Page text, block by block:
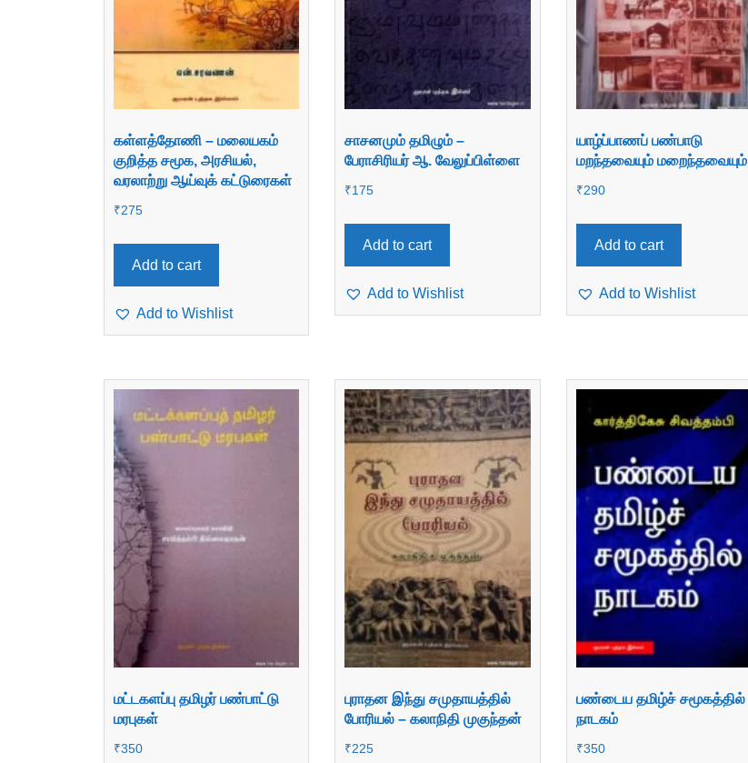
கள்ளத்தோணி – மலையகம்
குறித்த சமூக, அரசியல்,
வரலாற்று ஆய்வுக் கட்டுரைகள்
₹275
Add to cart
Add to Wishlist
சாசனமும் தமிழும் –
பேராசிரியர் ஆ. வேலுப்பிள்ளை
₹175
Add to cart
Add to Wishlist
யாழ்ப்பாணப் பண்பாடு
மறந்தவையும் மறைந்தவையும்
₹290
Add to cart
Add to Wishlist
மட்டகளப்பு தமிழர் பண்பாட்டு
மரபுகள்
₹350
புராதன இந்து சமுதாயத்தில்
போரியல் – கலாநிதி முகுந்தன்
₹225
பண்டைய தமிழ்ச் சமூகத்தில்
நாடகம்
₹350